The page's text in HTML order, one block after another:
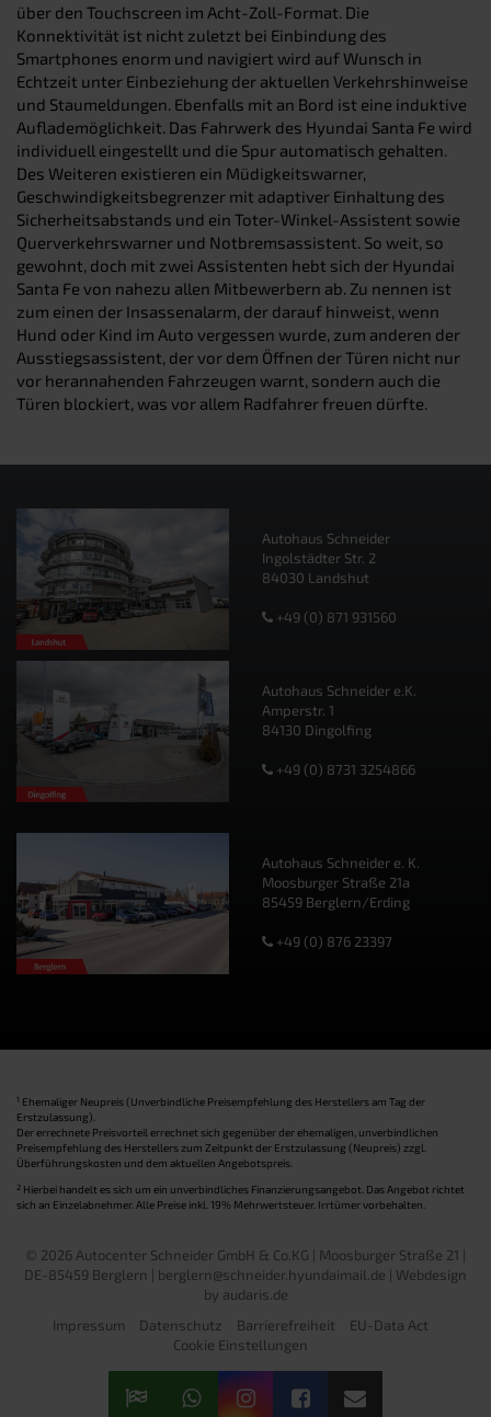
über den Touchscreen im Acht-Zoll-Format. Die
Konnektivität ist nicht zuletzt bei Einbindung des
Smartphones enorm und navigiert wird auf Wunsch in
Echtzeit unter Einbeziehung der aktuellen Verkehrshinweise
und Staumeldungen. Ebenfalls mit an Bord ist eine induktive
Auflademöglichkeit. Das Fahrwerk des Hyundai Santa Fe wird
individuell eingestellt und die Spur automatisch gehalten.
Des Weiteren existieren ein Müdigkeitswarner,
Geschwindigkeitsbegrenzer mit adaptiver Einhaltung des
Sicherheitsabstands und ein Toter-Winkel-Assistent sowie
Querverkehrswarner und Notbremsassistent. So weit, so
gewohnt, doch mit zwei Assistenten hebt sich der Hyundai
Santa Fe von nahezu allen Mitbewerbern ab. Zu nennen ist
zum einen der Insassenalarm, der darauf hinweist, wenn
Hund oder Kind im Auto vergessen wurde, zum anderen der
Ausstiegsassistent, der vor dem Öffnen der Türen nicht nur
vor herannahenden Fahrzeugen warnt, sondern auch die
Türen blockiert, was vor allem Radfahrer freuen dürfte.
Autohaus Schneider
Ingolstädter Str. 2
84030 Landshut
+49 (0) 871 931560
Autohaus Schneider e.K.
Amperstr. 1
84130 Dingolfing
+49 (0) 8731 3254866
Autohaus Schneider e. K.
Moosburger Straße 21a
85459 Berglern/Erding
+49 (0) 876 23397
1 Ehemaliger Neupreis (Unverbindliche Preisempfehlung des Herstellers am Tag der
Erstzulassung).
Der errechnete Preisvorteil errechnet sich gegenüber der ehemaligen, unverbindlichen
Preisempfehlung des Herstellers zum Zeitpunkt der Erstzulassung (Neupreis) zzgl.
Überführungskosten und dem aktuellen Angebotspreis.
2 Hierbei handelt es sich um ein unverbindliches Finanzierungsangebot. Das Angebot richtet
sich an Einzelabnehmer. Alle Preise inkl. 19% Mehrwertsteuer. Irrtümer vorbehalten.
© 2026 Autocenter Schneider GmbH & Co.KG | Moosburger Straße 21 |
DE-85459 Berglern | berglern@schneider.hyundaimail.de | Webdesign
by audaris.de
Impressum
Datenschutz Barrierefreiheit
EU-Data Act
Cookie Einstellungen